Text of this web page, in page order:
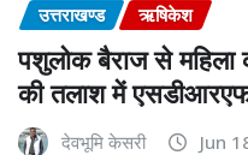
उत्तराखण्ड ऋषिकेश
पशुलोक बैराज से महिला
की तलाश में एसडीआरएफ
देवभूमि केसरी Jun